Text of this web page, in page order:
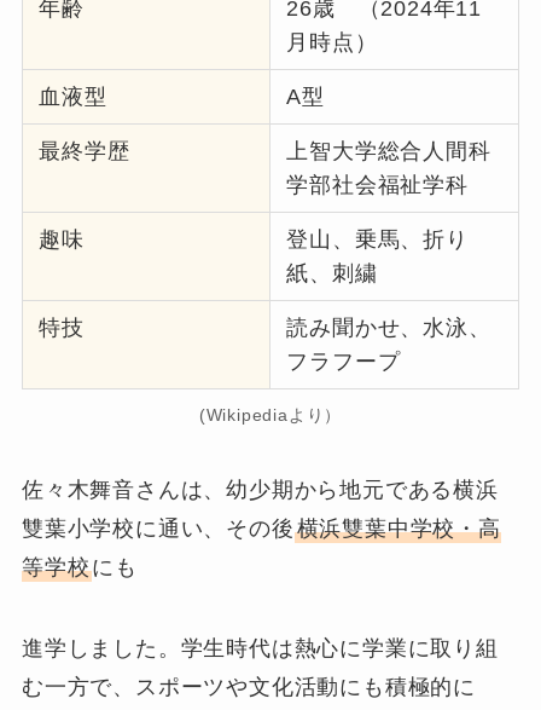
年齢
26歳 （2024年11
月時点）
血液型 A型
最終学歴
上智大学総合人間科
学部社会福祉学科
趣味
登山、乗馬、折り
紙、刺繍
特技
読み聞かせ、水泳、
フラフープ
(Wikipediaより）
佐々木舞音さんは、幼少期から地元である横浜
雙葉小学校に通い、その後横浜雙葉中学校・高
等学校にも
進学しました。学生時代は熱心に学業に取り組
む一方で、スポーツや文化活動にも積極的に